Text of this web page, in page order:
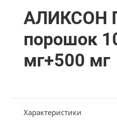
АЛИКСОН
порошок
мг+500 мг
Характеристики